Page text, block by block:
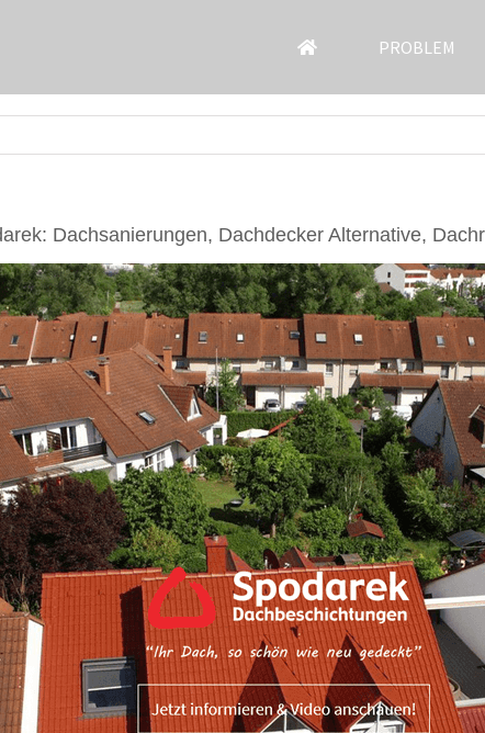
PROBLEM
Dachsanierungen, Dachdecker Alternative,